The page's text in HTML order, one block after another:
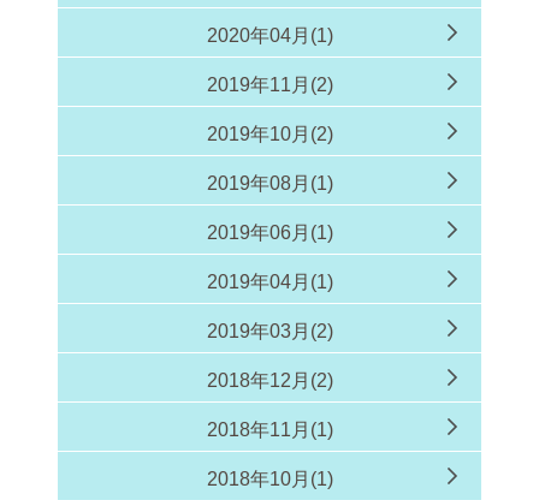
2020年04月(1)
2019年11月(2)
2019年10月(2)
2019年08月(1)
2019年06月(1)
2019年04月(1)
2019年03月(2)
2018年12月(2)
2018年11月(1)
2018年10月(1)